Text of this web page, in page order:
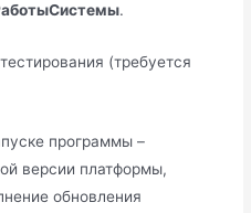
.
(требуется
программы –
версии платформы,
обновления